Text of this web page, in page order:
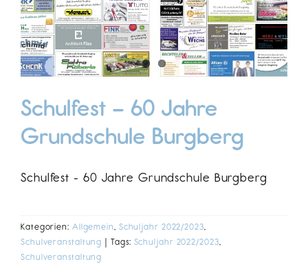
Schulfest – 60 Jahre
Grundschule Burgberg
Schulfest - 60 Jahre Grundschule Burgberg
Kategorien: Allgemein Schuljahr 2022/2023
Schulveranstaltung | Tags: Schuljahr 2022/2023
Schulveranstaltung